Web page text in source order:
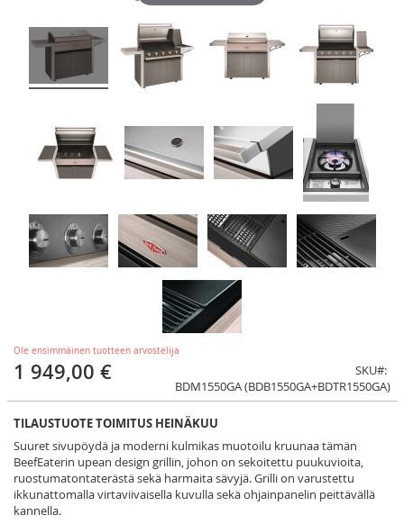
Ole ensimmäinen tuotteen arvostelija
1 949,00 €
SKU
BDM1550GA (BDB1550GA+BDTR1550GA)
TILAUSTUOTE TOIMITUS HEINÄKUU
Suuret sivupöydä ja moderni kulmikas muotoilu kruunaa tämän
BeefEaterin upean design grillin, johon on sekoitettu puukuvioita,
ruostumatontaterästä sekä harmaita sävyjä. Grilli on varustettu
ikkunattomalla virtaviivaisella kuvulla sekä ohjainpanelin peittävällä
kannella.